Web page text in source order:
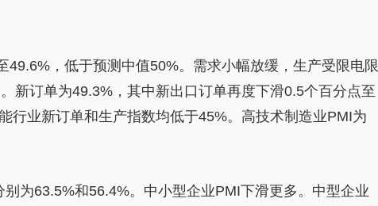
49.6%，低于预测中值50%。需求小幅放缓，生产受限电限
新订单为49.3%，其中新出口订单再度下滑0.5个百分点至
行业新订单和生产指数均低于45%。高技术制造业PMI为
为63.5%和56.4%。中小型企业PMI下滑更多。中型企业